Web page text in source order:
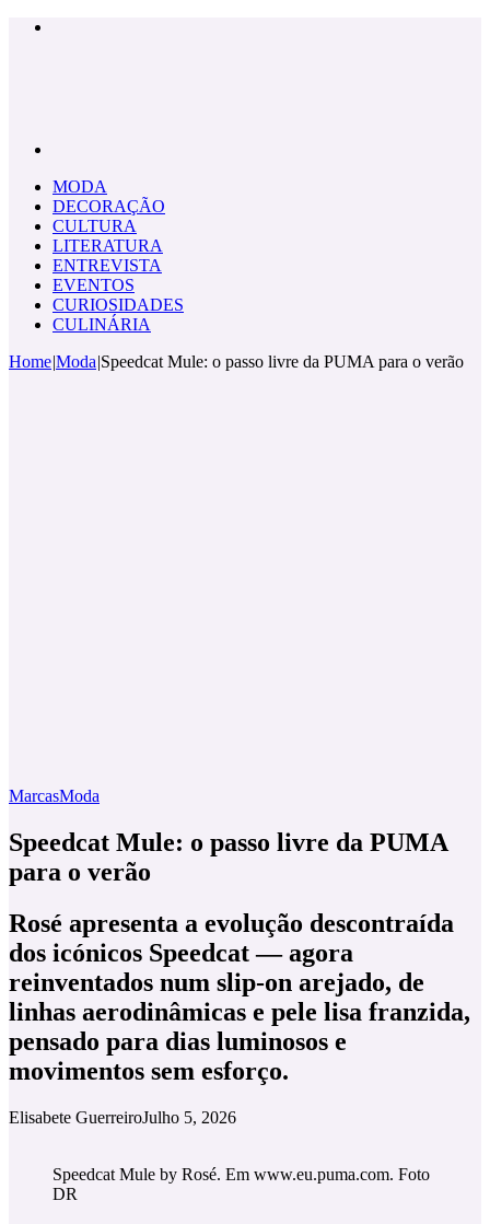
MODA
DECORAÇÃO
CULTURA
LITERATURA
ENTREVISTA
EVENTOS
CURIOSIDADES
CULINÁRIA
Home|Moda|Speedcat Mule: o passo livre da PUMA para o verão
MarcasModa
Speedcat Mule: o passo livre da PUMA
para o verão
Rosé apresenta a evolução descontraída
dos icónicos Speedcat — agora
reinventados num slip‑on arejado, de
linhas aerodinâmicas e pele lisa franzida,
pensado para dias luminosos e
movimentos sem esforço.
Elisabete GuerreiroJulho 5, 2026
Speedcat Mule by Rosé. Em www.eu.puma.com. Foto
DR